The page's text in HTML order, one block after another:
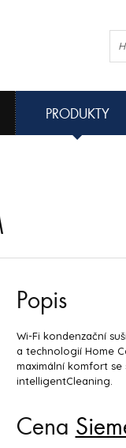
PRODUKTY
Popis
Wi-Fi kondenzační
a technologií Home
maximální komfort se
intelligentCleaning.
Cena